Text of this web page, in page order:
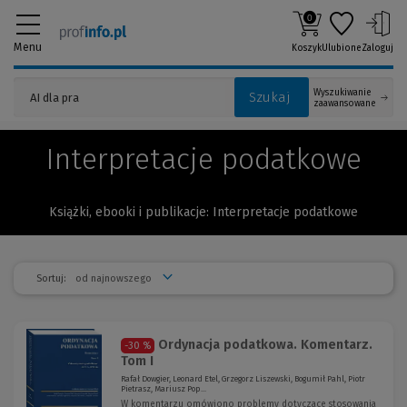
Menu
Szukaj
Wyszukiwanie
zaawansowane
0
KoszykUlubioneZaloguj
Interpretacje podatkowe
Książki, ebooki i publikacje: Interpretacje podatkowe
Sortuj:
-30 %
Ordynacja podatkowa. Komentarz.
Tom I
Rafał Dowgier, Leonard Etel, Grzegorz Liszewski, Bogumił Pahl, Piotr
Pietrasz, Mariusz Pop...
W komentarzu omówiono problemy dotyczące stosowania